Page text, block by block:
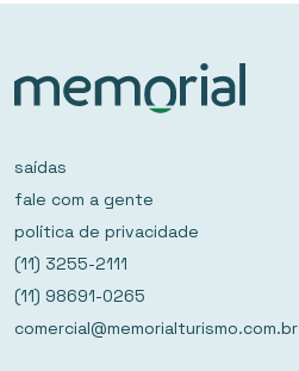
saídas
fale com a gente
política de privacidade
(11) 3255-2111
(11) 98691-0265
comercial@memorialturismo.com.br